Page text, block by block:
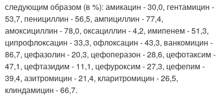
следующим образом (в %): амикацин - 30,0, гентамицин -
53,7, пенициллин - 56,5, ампициллин - 77,4,
амоксициллин - 78,0, оксациллин - 4,2, имипенем - 51,3,
ципрофлоксацин - 33,3, офлоксацин - 43,3, ванкомицин -
86,7, цефазолин - 20,3, цефоперазон - 28,6, цефотаксим -
47,1, цефтазидим - 11,1, цефуроксим - 27,3, цефепим -
39,4, азитромицин - 21,4, кларитромицин - 26,5,
клиндамицин - 66,7.